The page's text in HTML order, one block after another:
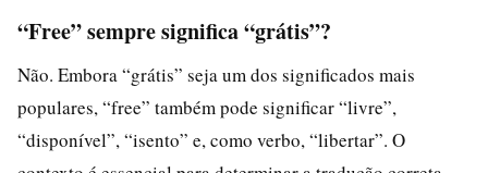
“Free” sempre significa “grátis”?
Não. Embora “grátis” seja um dos significados mais
populares, “free” também pode significar “livre”,
“disponível”, “isento” e, como verbo, “libertar”. O